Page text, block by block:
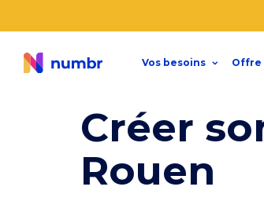
Vos besoins Offre
Créer
Rouen